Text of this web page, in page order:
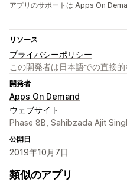
アプリのサポートは Apps On
リソース
プライバシーポリシー
この開発者は日本語での直接
開発者
Apps On Demand
ウェブサイト
Phase 8B, Sahibzada Ajit
公開日
2019年10月7日
類似のアプリ